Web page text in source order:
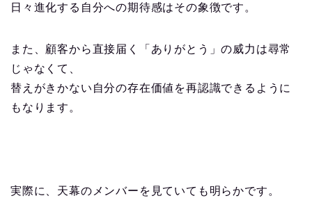
日々進化する自分への期待感はその象徴です。
また、顧客から直接届く「ありがとう」の威力は尋常
じゃなくて、
替えがきかない自分の存在価値を再認識できるように
もなります。
実際に、天幕のメンバーを見ていても明らかです。